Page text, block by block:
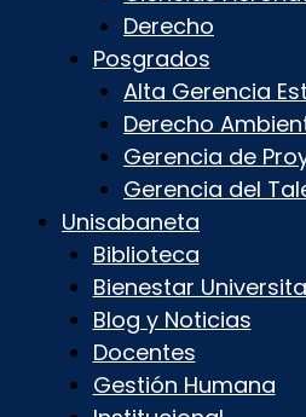
Derecho
Posgrados
Alta Gerencia
Derecho
Gerencia de
Gerencia del
Unisabaneta
Biblioteca
Bienestar
Blog y Noticias
Docentes
Gestión Humana